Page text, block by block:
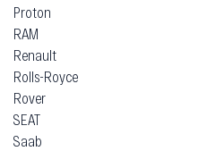
Proton
RAM
Renault
Rolls-Royce
Rover
SEAT
Saab